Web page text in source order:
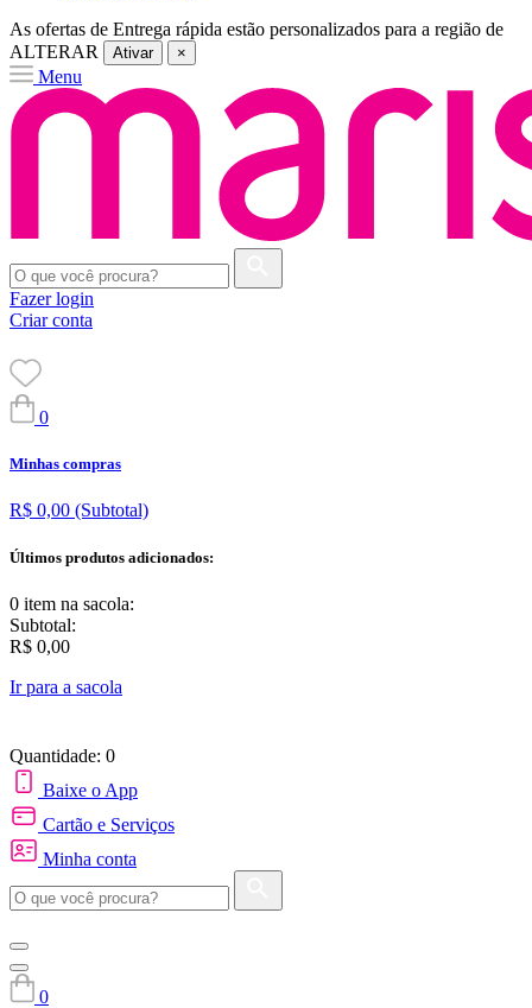
As ofertas de Entrega rápida estão personalizados para a região de
ALTERAR
Ativar ×
Menu
Fazer login
Criar conta
0
Minhas compras
R$ 0,00 (Subtotal)
Últimos produtos adicionados:
0 item na sacola:
Subtotal:
R$ 0,00
Ir para a sacola
Quantidade: 0
Baixe o App
Cartão e Serviços
Minha conta
0